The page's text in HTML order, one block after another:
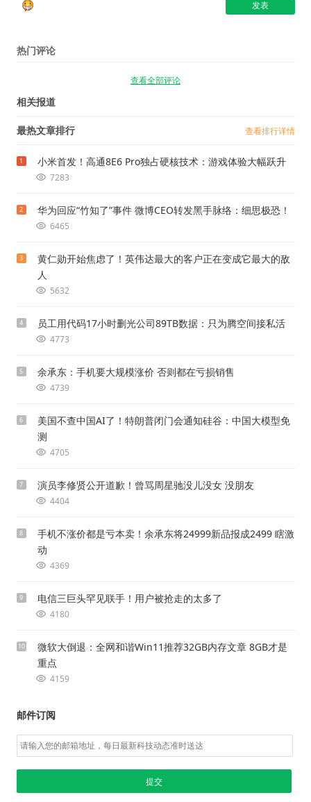
热门评论
查看全部评论
相关报道
最热文章排行 查看排行详情
1 小米首发！高通8E6 Pro独占硬核技术：游戏体验大幅跃升
7283
2 华为回应“竹知了”事件 微博CEO转发黑手脉络：细思极恐！
6465
3
黄仁勋开始焦虑了！英伟达最大的客户正在变成它最大的敌
人
5632
4 员工用代码17小时删光公司89TB数据：只为腾空间接私活
4773
5 余承东：手机要大规模涨价 否则都在亏损销售
4739
6
美国不查中国AI了！特朗普闭门会通知硅谷：中国大模型免
测
4705
7 演员李修贤公开道歉！曾骂周星驰没儿没女 没朋友
4404
8
手机不涨价都是亏本卖！余承东将24999新品报成2499 瞎激
动
4369
9 电信三巨头罕见联手！用户被抢走的太多了
4180
10
微软大倒退：全网和谐Win11推荐32GB内存文章 8GB才是
重点
4159
邮件订阅